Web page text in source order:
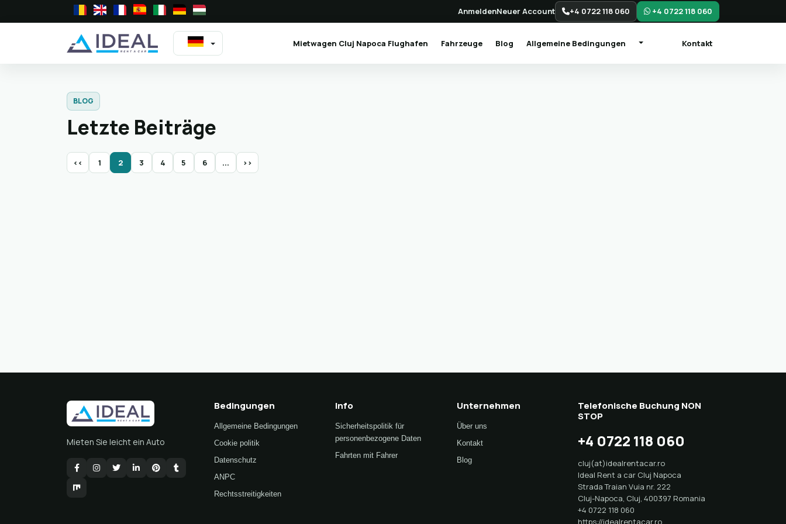
AnmeldenNeuer Account +4 0722 118 060 +4 0722 118 060
Mietwagen Cluj Napoca Flughafen (current)
Fahrzeuge Blog Allgemeine Bedingungen Kontakt
BLOG
Letzte Beiträge
<< 1 2 3 4 5 6 ... >>
Mieten Sie leicht ein Auto
Bedingungen
Allgemeine Bedingungen
Cookie politik
Datenschutz
ANPC
Rechtsstreitigkeiten
Info
Sicherheitspolitik für
personenbezogene Daten
Fahrten mit Fahrer
Unternehmen
Über uns
Kontakt
Blog
Telefonische Buchung NON
STOP
+4 0722 118 060
cluj(at)idealrentacar.ro
Ideal Rent a car Cluj Napoca
Strada Traian Vuia nr. 222
Cluj-Napoca, Cluj, 400397 Romania
+4 0722 118 060
https://idealrentacar.ro